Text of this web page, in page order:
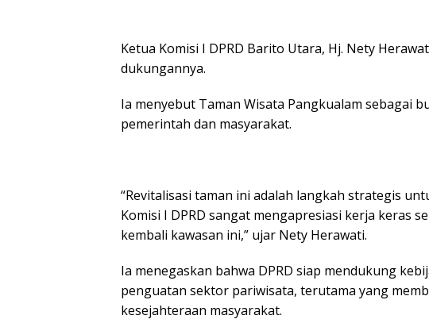
Ketua Komisi I DPRD Barito Utara, Hj. Nety
dukungannya.
Ia menyebut Taman Wisata Pangkualam sebagai
pemerintah dan masyarakat.
“Revitalisasi taman ini adalah langkah strategis
Komisi I DPRD sangat mengapresiasi kerja keras
kembali kawasan ini,” ujar Nety Herawati.
Ia menegaskan bahwa DPRD siap mendukung
penguatan sektor pariwisata, terutama yang
kesejahteraan masyarakat.